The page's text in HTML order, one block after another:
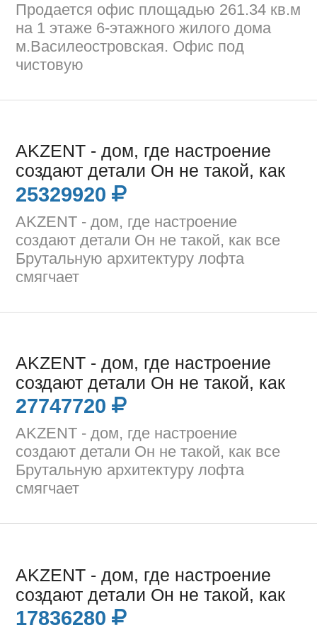
Продается офис площадью 261.34 кв.м
на 1 этаже 6-этажного жилого дома
м.Василеостровская. Офис под
чистовую
AKZENT - дом, где настроение
создают детали Он не такой, как
25329920
AKZENT - дом, где настроение
создают детали Он не такой, как все
Брутальную архитектуру лофта
смягчает
AKZENT - дом, где настроение
создают детали Он не такой, как
27747720
AKZENT - дом, где настроение
создают детали Он не такой, как все
Брутальную архитектуру лофта
смягчает
AKZENT - дом, где настроение
создают детали Он не такой, как
17836280